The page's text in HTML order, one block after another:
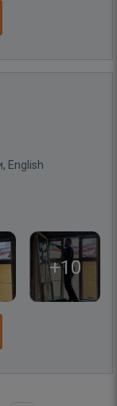
English
+10